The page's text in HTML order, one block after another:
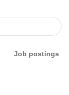
Job postings